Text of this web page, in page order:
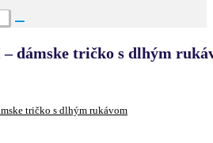
dámske tričko s dlhým
tričko s dlhým rukávom